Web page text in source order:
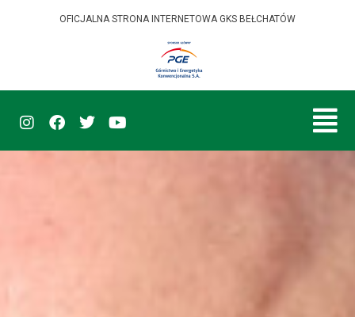
OFICJALNA STRONA INTERNETOWA GKS BEŁCHATÓW